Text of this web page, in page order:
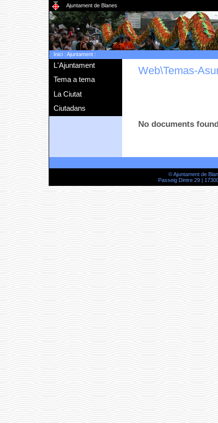
Ajuntament de Blanes
Inici: Ajuntament:
L'Ajuntament
Tema a tema
La Ciutat
Ciutadans
Web\Temas-
No documents
© Ajuntament de
Passeig Dintre 29 |